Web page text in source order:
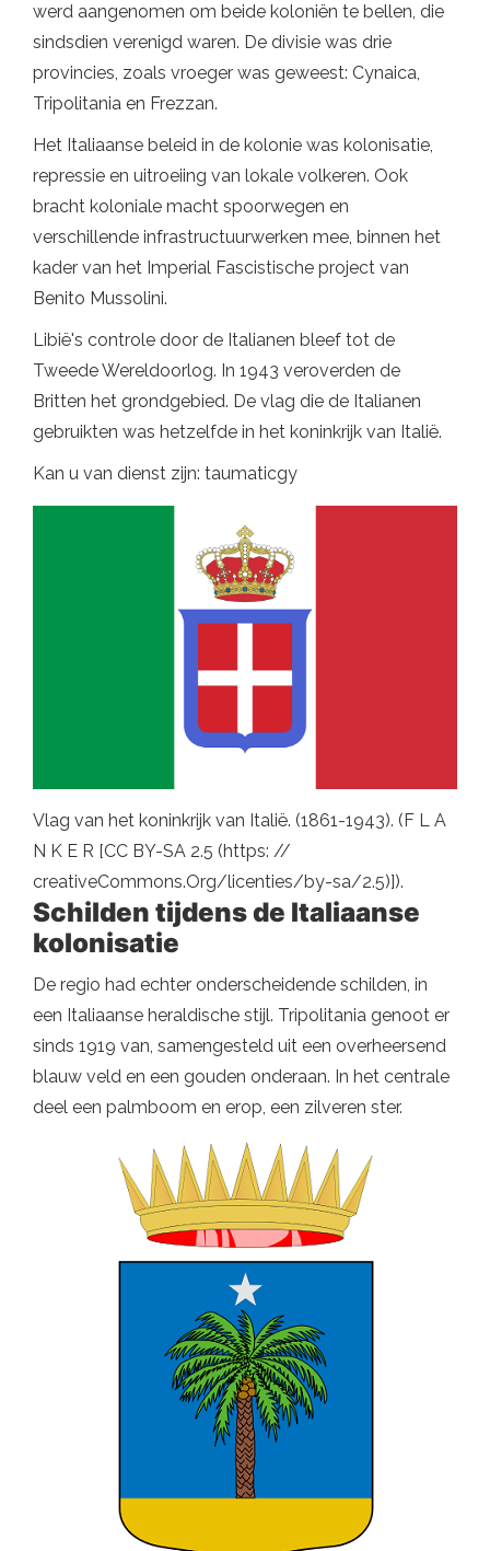
werd aangenomen om beide koloniën te bellen, die
sindsdien verenigd waren. De divisie was drie
provincies, zoals vroeger was geweest: Cynaica,
Tripolitania en Frezzan.
Het Italiaanse beleid in de kolonie was kolonisatie,
repressie en uitroeiing van lokale volkeren. Ook
bracht koloniale macht spoorwegen en
verschillende infrastructuurwerken mee, binnen het
kader van het Imperial Fascistische project van
Benito Mussolini.
Libië's controle door de Italianen bleef tot de
Tweede Wereldoorlog. In 1943 veroverden de
Britten het grondgebied. De vlag die de Italianen
gebruikten was hetzelfde in het koninkrijk van Italië.
Kan u van dienst zijn: taumaticgy
Vlag van het koninkrijk van Italië. (1861-1943). (F L A
N K E R [CC BY-SA 2.5 (https: //
creativeCommons.Org/licenties/by-sa/2.5)]).
Schilden tijdens de Italiaanse
kolonisatie
De regio had echter onderscheidende schilden, in
een Italiaanse heraldische stijl. Tripolitania genoot er
sinds 1919 van, samengesteld uit een overheersend
blauw veld en een gouden onderaan. In het centrale
deel een palmboom en erop, een zilveren ster.